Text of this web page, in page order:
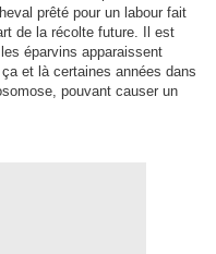
prêté pour un labour fait
de la récolte future. Il est
éparvins apparaissent
et là certaines années dans
pouvant causer un